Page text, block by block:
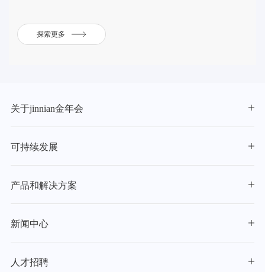
探索更多
关于jinnian金年会
可持续发展
产品和解决方案
新闻中心
人才招聘